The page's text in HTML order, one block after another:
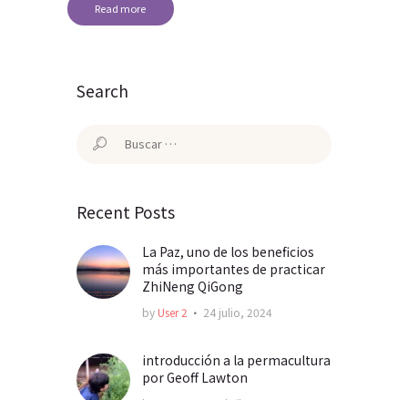
Read more
Search
Buscar:
Recent Posts
La Paz, uno de los beneficios
más importantes de practicar
ZhiNeng QiGong
by User 2 24 julio, 2024
introducción a la permacultura
por Geoff Lawton